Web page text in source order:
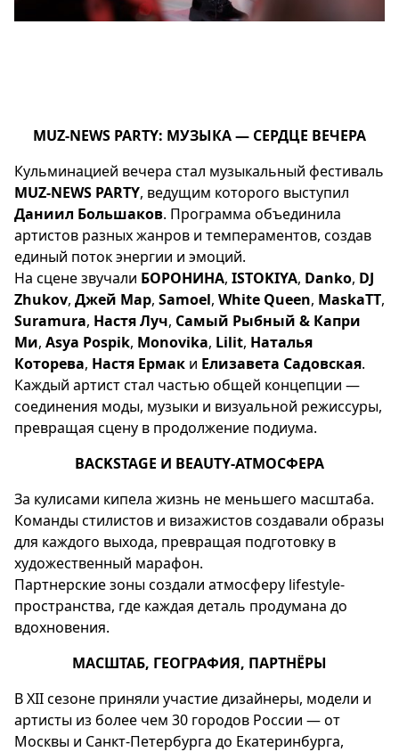
MUZ-NEWS PARTY: МУЗЫКА — СЕРДЦЕ ВЕЧЕРА
Кульминацией вечера стал музыкальный фестиваль
MUZ-NEWS PARTY, ведущим которого выступил
Даниил Большаков. Программа объединила
артистов разных жанров и темпераментов, создав
единый поток энергии и эмоций.
На сцене звучали БОРОНИНА, ISTOKIYA, Danko, DJ
Zhukov, Джей Мар, Samoel, White Queen, MaskaTT,
Suramura, Настя Луч, Самый Рыбный & Капри
Ми, Asya Pospik, Monovika, Lilit, Наталья
Которева, Настя Ермак и Елизавета Садовская.
Каждый артист стал частью общей концепции —
соединения моды, музыки и визуальной режиссуры,
превращая сцену в продолжение подиума.
BACKSTAGE И BEAUTY-АТМОСФЕРА
За кулисами кипела жизнь не меньшего масштаба.
Команды стилистов и визажистов создавали образы
для каждого выхода, превращая подготовку в
художественный марафон.
Партнерские зоны создали атмосферу lifestyle-
пространства, где каждая деталь продумана до
вдохновения.
МАСШТАБ, ГЕОГРАФИЯ, ПАРТНЁРЫ
В XII сезоне приняли участие дизайнеры, модели и
артисты из более чем 30 городов России — от
Москвы и Санкт-Петербурга до Екатеринбурга,